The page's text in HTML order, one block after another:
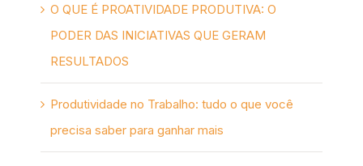
O QUE É PROATIVIDADE PRODUTIVA: O
PODER DAS INICIATIVAS QUE GERAM
RESULTADOS
Produtividade no Trabalho: tudo o que você
precisa saber para ganhar mais